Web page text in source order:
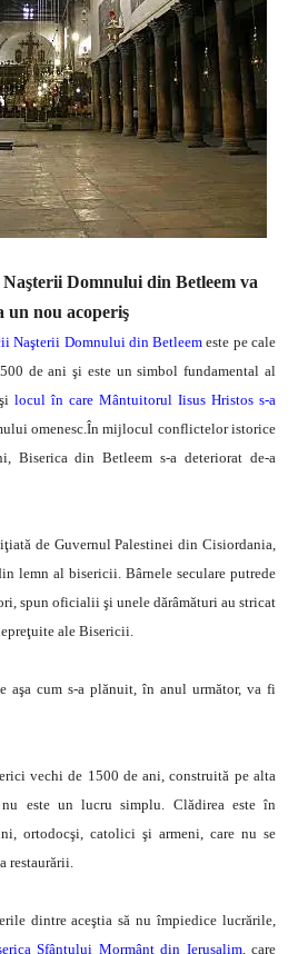
Naşterii Domnului din Betleem va
un nou acoperiş
Naşterii Domnului din Betleem este pe cale
de ani şi este un simbol fundamental al
locul în care Mântuitorul Iisus Hristos s-a
omenesc.În mijlocul conflictelor istorice
Biserica din Betleem s-a deteriorat de-a
de Guvernul Palestinei din Cisiordania,
lemn al bisericii. Bârnele seculare putrede
spun oficialii şi unele dărâmături au stricat
ale Bisericii.
aşa cum s-a plănuit, în anul următor, va fi
vechi de 1500 de ani, construită pe alta
este un lucru simplu. Clădirea este în
ortodocşi, catolici şi armeni, care nu se
restaurării.
dintre aceştia să nu împiedice lucrările,
Sfântului Mormânt din Ierusalim, care